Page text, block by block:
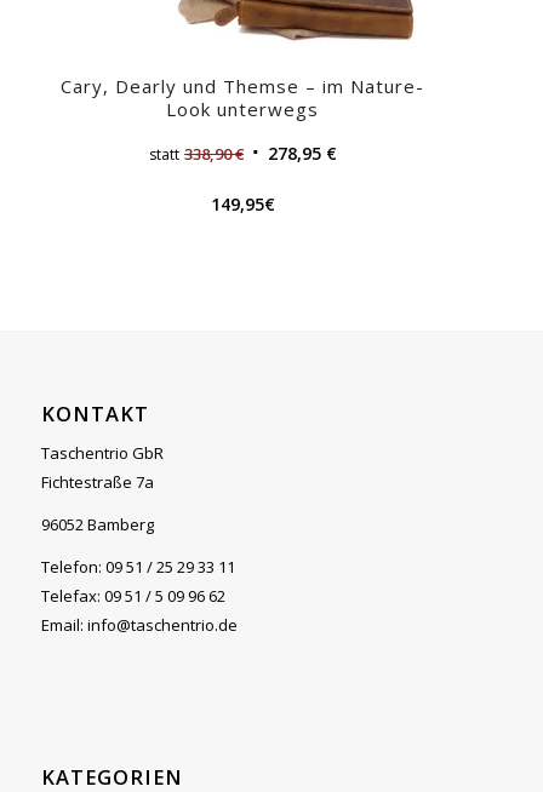
Cary, Dearly und Themse – im Nature-
Look unterwegs
statt 338,90€ 278,95 €
149,95€
KONTAKT
Taschentrio GbR
Fichtestraße 7a
96052 Bamberg
Telefon: 09 51 / 25 29 33 11
Telefax: 09 51 / 5 09 96 62
Email: info@taschentrio.de
KATEGORIEN